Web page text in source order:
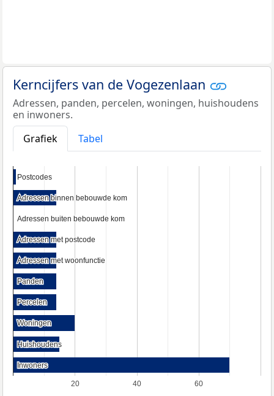
Kerncijfers van de Vogezenlaan
Adressen, panden, percelen, woningen, huishoudens
en inwoners.
Grafiek
Tabel
20 40 60
Postcodes
Postcodes
Adressen binnen bebouwde kom
Adressen binnen bebouwde kom
Adressen buiten bebouwde kom
Adressen buiten bebouwde kom
Adressen met postcode
Adressen met postcode
Adressen met woonfunctie
Adressen met woonfunctie
Panden
Panden
Percelen
Percelen
Woningen
Woningen
Huishoudens
Huishoudens
Inwoners
Inwoners